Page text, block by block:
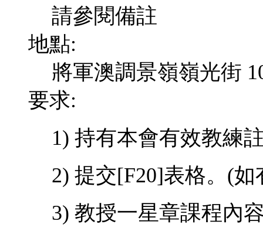
請參閱備註
地點:
將軍澳調景嶺嶺光街
要求:
1) 持有本會有效教練
2) 提交[F20]表格。 (如
3) 教授一星章課程內